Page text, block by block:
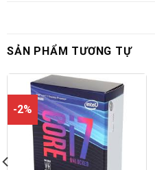
SẢN PHẨM TƯƠNG TỰ
-2%